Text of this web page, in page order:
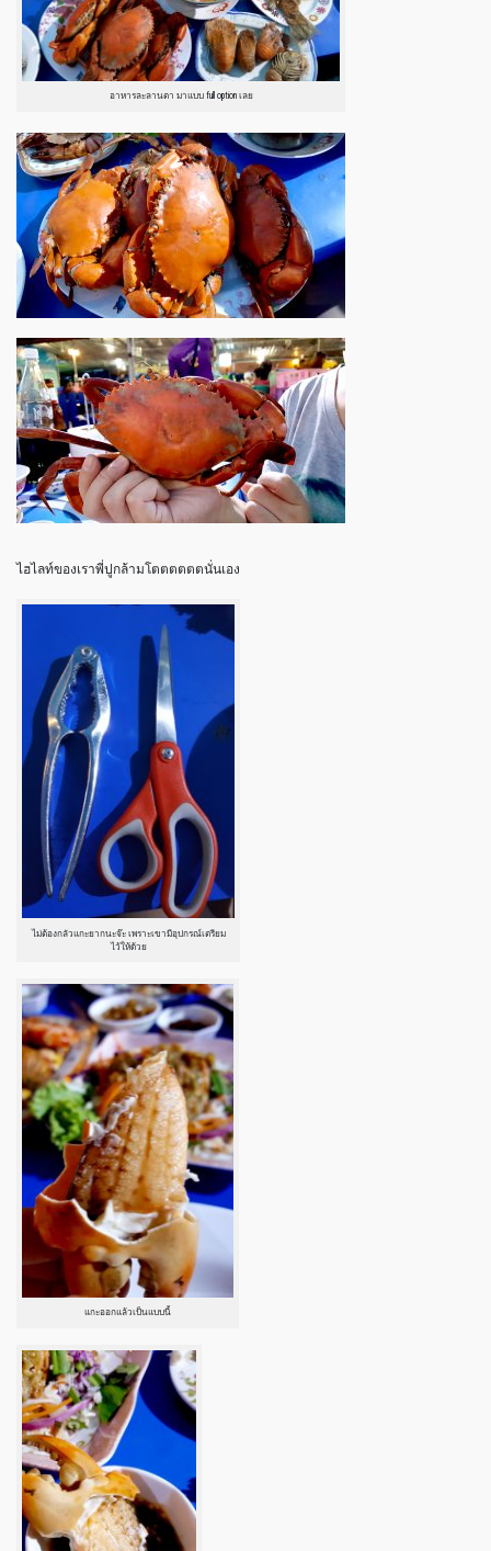
อาหารละลานตา มาแบบ full option เลย
ไฮไลท์ของเราพี่ปูกล้ามโตตตตตตนั่นเอง
ไม่ต้องกลัวแกะยากนะจ๊ะ เพราะเขามีอุปกรณ์เตรียม
ไว้ให้ด้วย
แกะออกแล้วเป็นแบบนี้